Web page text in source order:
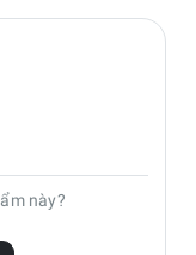
với bản 4G hiện
này?